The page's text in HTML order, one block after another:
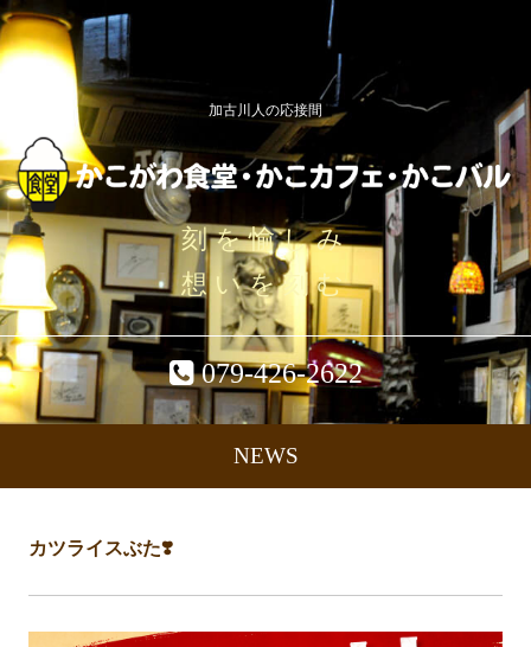
加古川人の応接間
刻を愉しみ
想いを刻む
079-426-2622
NEWS
カツライスぶた❣️